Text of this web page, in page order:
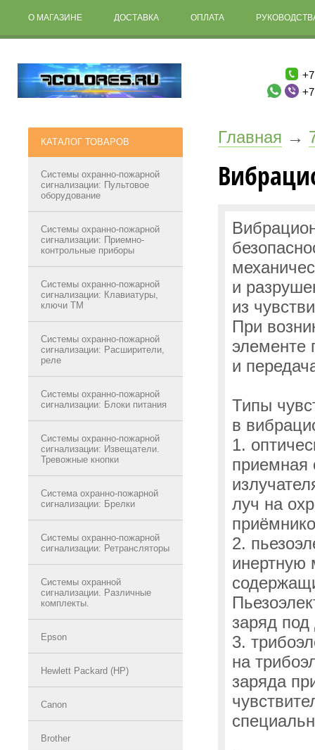
О МАГАЗИНЕ ДОСТАВКА ОПЛАТА
КАТАЛОГ ТОВАРОВ
Системы охранно-пожарной
сигнализации: Пультовое
оборудование
Системы охранно-пожарной
сигнализации: Приемно-
контрольные приборы
Системы охранно-пожарной
сигнализации: Клавиатуры,
ключи ТМ
Системы охранно-пожарной
сигнализации: Расширители,
реле
Системы охранно-пожарной
сигнализации: Блоки питания
Системы охранно-пожарной
сигнализации: Извещатели.
Тревожные кнопки
Система охранно-пожарной
сигнализации: Брелки
Системы охранно-пожарной
сигнализации: Ретрансляторы
Системы охранной
сигнализации. Различные
комплекты.
Epson
Hewlett Packard (HP)
Canon
Brother
Главная →
и
из
При
элементе
и
Типы
в
1.
приемная
луч на
2.
инертную
заряд
3.
на
заряда